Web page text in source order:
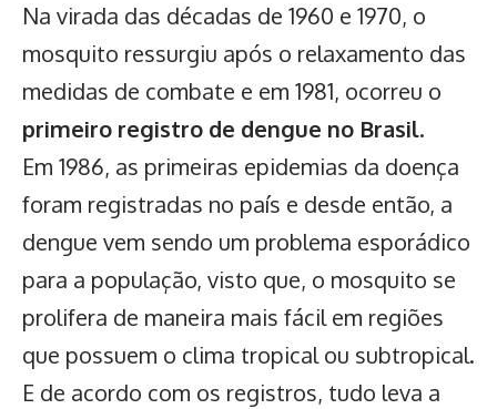
Na virada das décadas de 1960 e 1970, o
mosquito ressurgiu após o relaxamento das
medidas de combate e em 1981, ocorreu o
primeiro registro de dengue no Brasil.
Em 1986, as primeiras epidemias da doença
foram registradas no país e desde então, a
dengue vem sendo um problema esporádico
para a população, visto que, o mosquito se
prolifera de maneira mais fácil em regiões
que possuem o clima tropical ou subtropical.
E de acordo com os registros, tudo leva a